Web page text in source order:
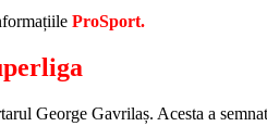
ProSport.
George Gavrilaș. Acesta a